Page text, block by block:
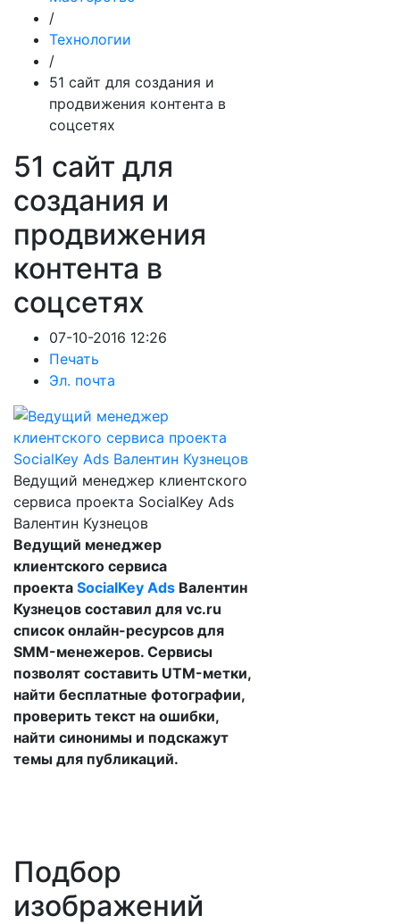
/
Технологии
/
51 сайт для создания и
продвижения контента в
соцсетях
51 сайт для
создания и
продвижения
контента в
соцсетях
07-10-2016 12:26
Печать
Эл. почта
Ведущий менеджер клиентского
сервиса проекта SocialKey Ads
Валентин Кузнецов
Ведущий менеджер
клиентского сервиса
проекта SocialKey Ads Валентин
Кузнецов составил для vc.ru
список онлайн-ресурсов для
SMM-менежеров. Сервисы
позволят составить UTM-метки,
найти бесплатные фотографии,
проверить текст на ошибки,
найти синонимы и подскажут
темы для публикаций.
Подбор
изображений